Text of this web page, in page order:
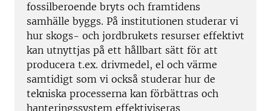
fossilberoende bryts och framtidens
samhälle byggs. På institutionen studerar vi
hur skogs- och jordbrukets resurser effektivt
kan utnyttjas på ett hållbart sätt för att
producera t.ex. drivmedel, el och värme
samtidigt som vi också studerar hur de
tekniska processerna kan förbättras och
hanteringssystem effektiviseras